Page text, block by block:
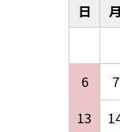
日
月
6
7
13